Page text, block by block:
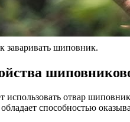
шиповник.
использовать отвар
способностью